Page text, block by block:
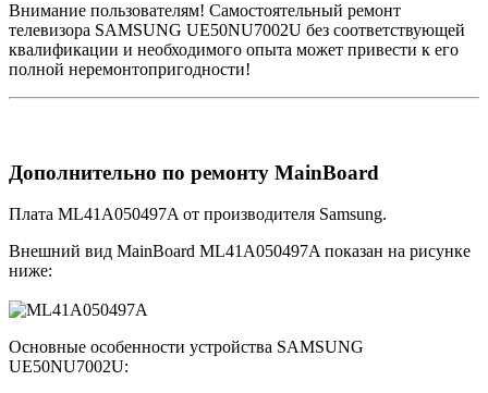
Внимание пользователям! Самостоятельный ремонт
телевизора SAMSUNG UE50NU7002U без соответствующей
квалификации и необходимого опыта может привести к его
полной неремонтопригодности!
Дополнительно по ремонту MainBoard
Плата ML41A050497A от производителя Samsung.
Внешний вид MainBoard ML41A050497A показан на рисунке
ниже:
Основные особенности устройства SAMSUNG
UE50NU7002U: